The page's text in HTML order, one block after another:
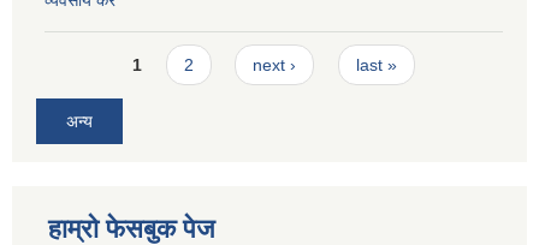
Pages1 2 next › last »
अन्य
हाम्रो फेसबुक पेज